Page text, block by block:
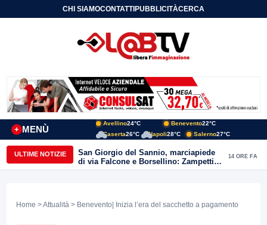
CHI SIAMOCONTATTIPUBBLICITÀCERCA
MENÙ
+
Avellino24°C Benevento22°C
Caserta26°C Napoli28°C Salerno27°C
ULTIME NOTIZIE
San Giorgio del Sannio, marciapiede
di via Falcone e Borsellino: Zampetti e
Lombardi replicano alle polemiche
14 ORE FA
Home >Attualità > Benevento| Inizia l’era del sacchetto a pagamento